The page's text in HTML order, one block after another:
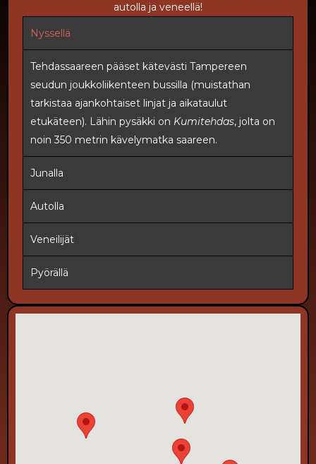
autolla ja veneellä!
Nyssellä
Tehdassaareen pääset kätevästi Tampereen
seudun joukkoliikenteen bussilla (muistathan
tarkistaa ajankohtaiset linjat ja aikataulut
etukäteen). Lähin pysäkki on Kumitehdas, jolta on
noin 350 metrin kävelymatka saareen.
Junalla
Autolla
Veneilijät
Pyörällä